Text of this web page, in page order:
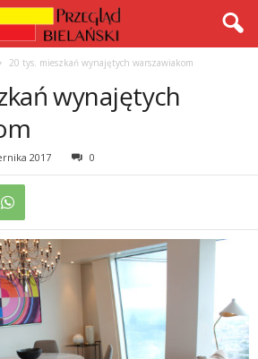
20 tys. mieszkań wynajętych warszawiakom
wynajętych
2017 0